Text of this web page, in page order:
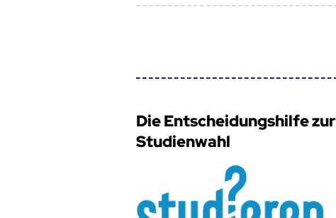
Die Entscheidungshilfe zur
Studienwahl